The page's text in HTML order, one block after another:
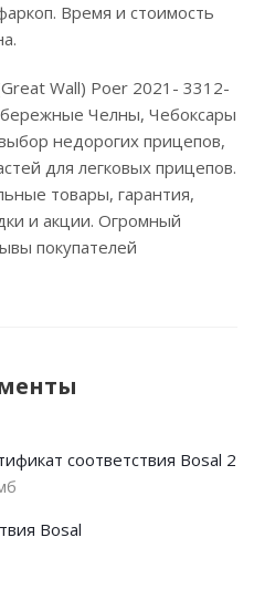
Время и стоимость
Wall) Poer 2021- 3312-
Челны, Чебоксары
недорогих прицепов,
для легковых прицепов.
товары, гарантия,
и акции. Огромный
покупателей
соответствия Bosal 2
Bosal